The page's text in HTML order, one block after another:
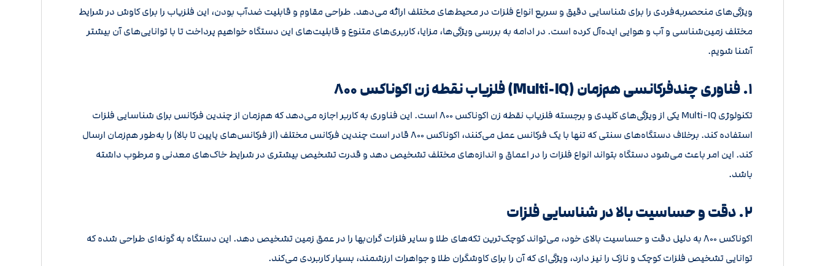
ویژگی‌های منحصربه‌فردی را برای شناسایی دقیق و سریع انواع فلزات در محیط‌های مختلف ارائه می‌دهد. طراحی مقاوم و قابلیت ضدآب بودن، این فلزیاب را برای کاوش در شرایط
مختلف زمین‌شناسی و آب و هوایی ایده‌آل کرده است. در ادامه به بررسی ویژگی‌ها، مزایا، کاربری‌های متنوع و قابلیت‌های این دستگاه خواهیم پرداخت تا با توانایی‌های آن بیشتر
آشنا شویم.
۱. فناوری چندفرکانسی هم‌زمان (Multi-IQ) فلزیاب نقطه زن اکوناکس ۸۰۰
تکنولوژی Multi-IQ یکی از ویژگی‌های کلیدی و برجسته فلزیاب نقطه زن اکوناکس ۸۰۰ است. این فناوری به کاربر اجازه می‌دهد که هم‌زمان از چندین فرکانس برای شناسایی فلزات
استفاده کند. برخلاف دستگاه‌های سنتی که تنها با یک فرکانس عمل می‌کنند، اکوناکس ۸۰۰ قادر است چندین فرکانس مختلف (از فرکانس‌های پایین تا بالا) را به‌طور هم‌زمان ارسال
کند. این امر باعث می‌شود دستگاه بتواند انواع فلزات را در اعماق و اندازه‌های مختلف تشخیص دهد و قدرت تشخیص بیشتری در شرایط خاک‌های معدنی و مرطوب داشته
باشد.
۲. دقت و حساسیت بالا در شناسایی فلزات
اکوناکس ۸۰۰ به دلیل دقت و حساسیت بالای خود، می‌تواند کوچک‌ترین تکه‌های طلا و سایر فلزات گران‌بها را در عمق زمین تشخیص دهد. این دستگاه به گونه‌ای طراحی شده که
توانایی تشخیص فلزات کوچک و نازک را نیز دارد، ویژگی‌ای که آن را برای کاوشگران طلا و جواهرات ارزشمند، بسیار کاربردی می‌کند.